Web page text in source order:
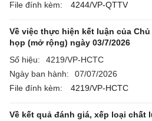
File đính kèm:
4244/VP-QTTV
Về việc thực hiện kết luận của
họp (mở rộng) ngày 03/7/2026
Số hiệu:
4219/VP-HCTC
Ngày ban hành:
07/07/2026
File đính kèm:
4219/VP-HCTC
Về kết quả đánh giá, xếp loại